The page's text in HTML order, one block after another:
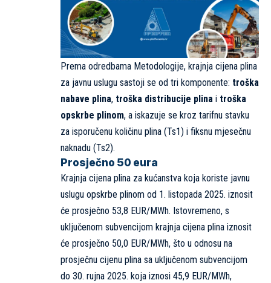
Prema odredbama Metodologije, krajnja cijena plina
za javnu uslugu sastoji se od tri komponente: troška
nabave plina, troška distribucije plina i troška
opskrbe plinom, a iskazuje se kroz tarifnu stavku
za isporučenu količinu plina (Ts1) i fiksnu mjesečnu
naknadu (Ts2).
Prosječno 50 eura
Krajnja cijena plina za kućanstva koja koriste javnu
uslugu opskrbe plinom od 1. listopada 2025. iznosit
će prosječno 53,8 EUR/MWh. Istovremeno, s
uključenom subvencijom krajnja cijena plina iznosit
će prosječno 50,0 EUR/MWh, što u odnosu na
prosječnu cijenu plina sa uključenom subvencijom
do 30. rujna 2025. koja iznosi 45,9 EUR/MWh,